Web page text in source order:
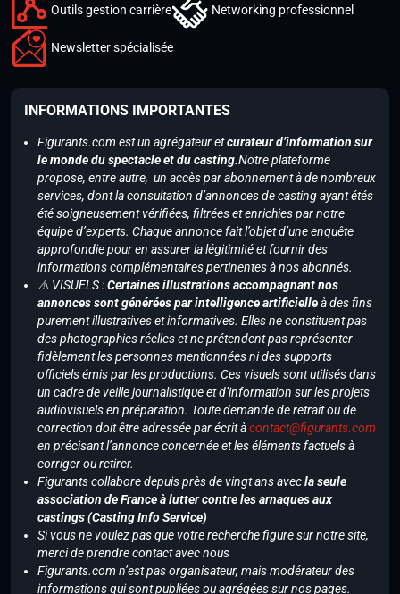
Outils gestion carrière Networking professionnel
Newsletter spécialisée
INFORMATIONS IMPORTANTES
Figurants.com est un agrégateur etcurateur d’information sur
le monde du spectacle et du casting.Notre plateforme
propose, entre autre, un accès par abonnement à de nombreux
services, dont la consultation d’annonces de casting ayant étés
été soigneusement vérifiées, filtrées et enrichies par notre
équipe d’experts. Chaque annonce fait l’objet d’une enquête
approfondie pour en assurer la légitimité et fournir des
informations complémentaires pertinentes à nos abonnés.
⚠️ VISUELS :Certaines illustrations accompagnant nos
annonces sont générées par intelligence artificielleà des fins
purement illustratives et informatives. Elles ne constituent pas
des photographies réelles et ne prétendent pas représenter
fidèlement les personnes mentionnées ni des supports
officiels émis par les productions. Ces visuels sont utilisés dans
un cadre de veille journalistique et d’information sur les projets
audiovisuels en préparation. Toute demande de retrait ou de
correction doit être adressée par écrit àcontact@figurants.com
en précisant l’annonce concernée et les éléments factuels à
corriger ou retirer.
Figurants collabore depuis près de vingt ans avecla seule
association de France à lutter contre les arnaques aux
castings (Casting Info Service)
Si vous ne voulez pas que votre recherche figure sur notre site,
merci de prendre contact avec nous
Figurants.com n’est pas organisateur, mais modérateur des
informations qui sont publiées ou agrégées sur nos pages.